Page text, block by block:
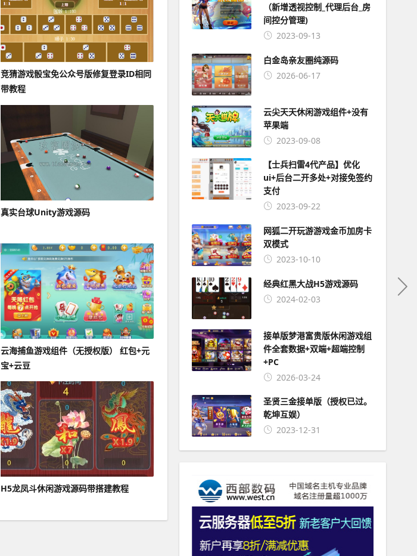
竞猜游戏骰宝免公众号版修复登录ID相同
带教程
真实台球Unity游戏源码
云海捕鱼游戏组件（无授权版） 红包+元
宝+云豆
H5龙凤斗休闲游戏源码带搭建教程
（新增透视控制_代理后台_房
间控分管理)
2023-09-13
白金岛亲友圈纯源码
2026-06-17
云尖天天休闲游戏组件+没有
苹果端
2023-09-08
【士兵扫雷4代产品】优化
ui+后台二开多处+对接免签约
支付
2023-09-22
网狐二开玩游游戏金币加房卡
双模式
2023-10-10
经典红黑大战H5游戏源码
2024-02-03
接单版梦港富贵版休闲游戏组
件全套数据+双端+超端控制
+PC
2026-03-24
圣贤三金接单版（授权已过。
乾坤互娱）
2023-12-31